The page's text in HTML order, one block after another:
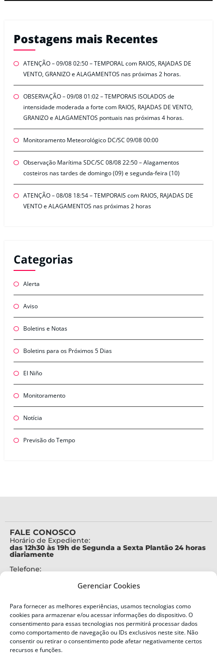
Gerenciar Cookies
Para fornecer as melhores experiências, usamos tecnologias como
cookies para armazenar e/ou acessar informações do dispositivo. O
consentimento para essas tecnologias nos permitirá processar dados
como comportamento de navegação ou IDs exclusivos neste site. Não
consentir ou retirar o consentimento pode afetar negativamente certos
recursos e funções.
Postagens mais Recentes
ATENÇÃO – 09/08 02:50 – TEMPORAL com RAIOS, RAJADAS DE
VENTO, GRANIZO e ALAGAMENTOS nas próximas 2 horas.
OBSERVAÇÃO – 09/08 01:02 – TEMPORAIS ISOLADOS de
intensidade moderada a forte com RAIOS, RAJADAS DE VENTO,
GRANIZO e ALAGAMENTOS pontuais nas próximas 4 horas.
Monitoramento Meteorológico DC/SC 09/08 00:00
Observação Marítima SDC/SC 08/08 22:50 – Alagamentos
costeiros nas tardes de domingo (09) e segunda-feira (10)
ATENÇÃO – 08/08 18:54 – TEMPORAIS com RAIOS, RAJADAS DE
VENTO e ALAGAMENTOS nas próximas 2 horas
Categorias
Alerta
Aviso
Boletins e Notas
Boletins para os Próximos 5 Dias
El Niño
Monitoramento
Notícia
Previsão do Tempo
FALE CONOSCO
Horário de Expediente:
das 12h30 às 19h de Segunda a Sexta Plantão 24 horas
diariamente
Telefone:
Alertas Defesa Civil:
SMS 40199
ENDEREÇO
Defesa Civil do Estado de Santa Catarina